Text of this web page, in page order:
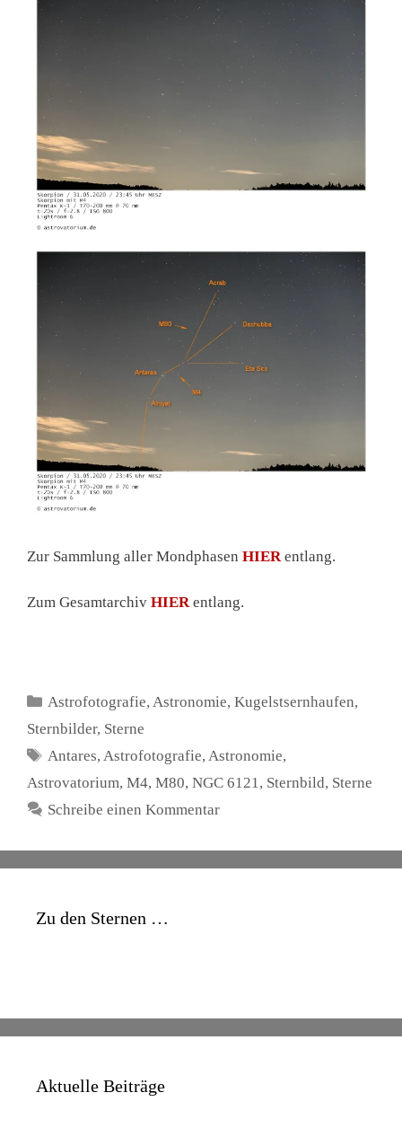
Zur Sammlung aller Mondphasen HIERentlang.
Zum Gesamtarchiv HIER entlang.
Kategorien
Astrofotografie,Astronomie,Kugelstsernhaufen,
Sternbilder, Sterne
Schlagwörter
Antares,Astrofotografie,Astronomie,
Astrovatorium, M4, M80, NGC 6121, Sternbild, Sterne
Schreibe einen Kommentar
Zu den Sternen …
Aktuelle Beiträge